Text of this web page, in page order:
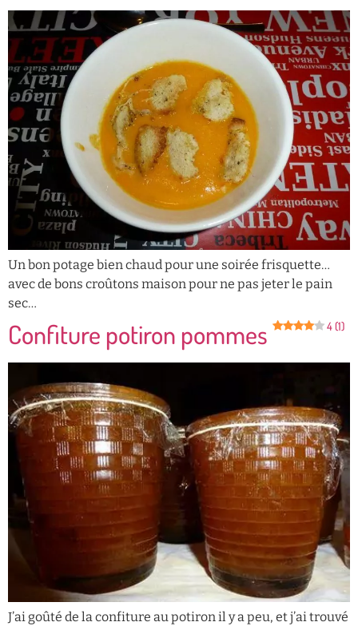
Un bon potage bien chaud pour une soirée frisquette…
avec de bons croûtons maison pour ne pas jeter le pain
sec…
Confiture potiron pommes 4 (1)
J’ai goûté de la confiture au potiron il y a peu, et j’ai trouvé